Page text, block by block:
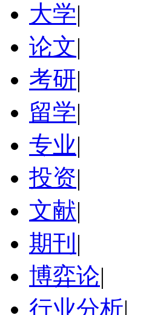
大学|
论文|
考研|
留学|
专业|
投资|
文献|
期刊 |
博弈论|
行业分析|